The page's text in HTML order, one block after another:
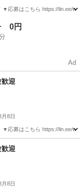
▼応募はこちら https://lin.ee/
0円
Ad
迎
月8日
▼応募はこちら https://lin.ee/
迎
月8日